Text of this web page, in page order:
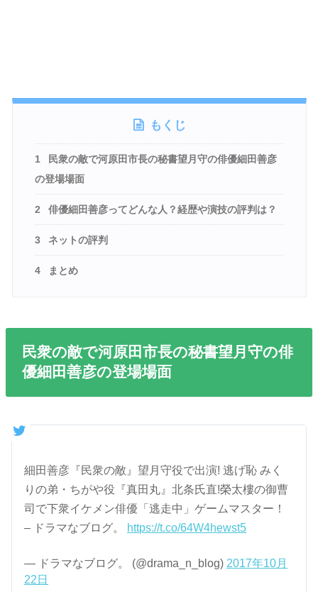
もくじ
1
民衆の敵で河原田市長の秘書望月守の俳優細田善彦
の登場場面
2 俳優細田善彦ってどんな人？経歴や演技の評判は？
3 ネットの評判
4 まとめ
民衆の敵で河原田市長の秘書望月守の俳
優細田善彦の登場場面
細田善彦『民衆の敵』望月守役で出演! 逃げ恥 みく
りの弟・ちがや役『真田丸』北条氏直!榮太樓の御曹
司で下衆イケメン俳優「逃走中」ゲームマスター！
– ドラマなブログ。
https://t.co/64W4hewst5
— ドラマなブログ。 (@drama_n_blog) 2017年10月
22日